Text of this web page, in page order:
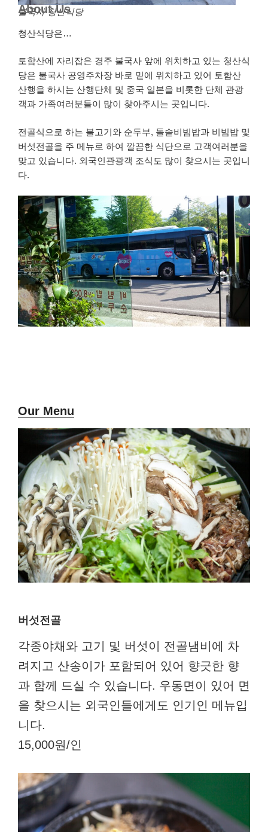
불국사 청산식당
About Us
청산식당은…
토함산에 자리잡은 경주 불국사 앞에 위치하고 있는 청산식
당은 불국사 공영주차장 바로 밑에 위치하고 있어 토함산
산행을 하시는 산행단체 및 중국 일본을 비롯한 단체 관광
객과 가족여러분들이 많이 찾아주시는 곳입니다.
전골식으로 하는 불고기와 순두부, 돌솥비빔밥과 비빔밥 및
버섯전골을 주 메뉴로 하여 깔끔한 식단으로 고객여러분을
맞고 있습니다. 외국인관광객 조식도 많이 찾으시는 곳입니
다.
Our Menu
버섯전골
각종야채와 고기 및 버섯이 전골냄비에 차
려지고 산송이가 포함되어 있어 향긋한 향
과 함께 드실 수 있습니다. 우동면이 있어 면
을 찾으시는 외국인들에게도 인기인 메뉴입
니다.
15,000원/인